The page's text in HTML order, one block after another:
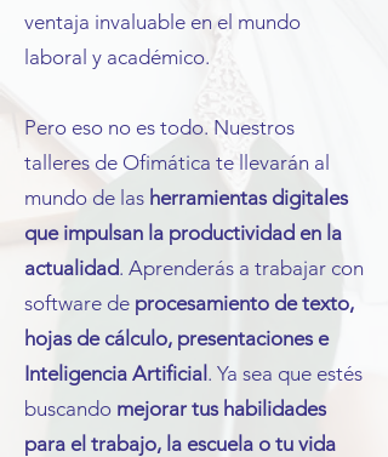
ventaja invaluable en el mundo
laboral y académico.
Pero eso no es todo. Nuestros
talleres de Ofimática te llevarán al
mundo de las herramientas digitales
que impulsan la productividad en la
actualidad. Aprenderás a trabajar con
software de procesamiento de texto,
hojas de cálculo, presentaciones e
Inteligencia Artificial . Ya sea que estés
buscando mejorar tus habilidades
para el trabajo, la escuela o tu vida